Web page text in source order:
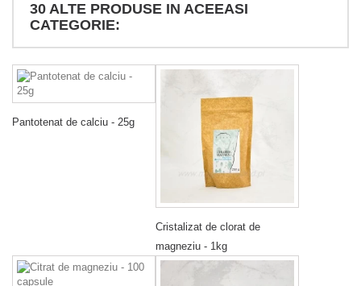
30 ALTE PRODUSE IN ACEEASI
CATEGORIE:
Pantotenat de calciu - 25g
Cristalizat de clorat de
magneziu - 1kg